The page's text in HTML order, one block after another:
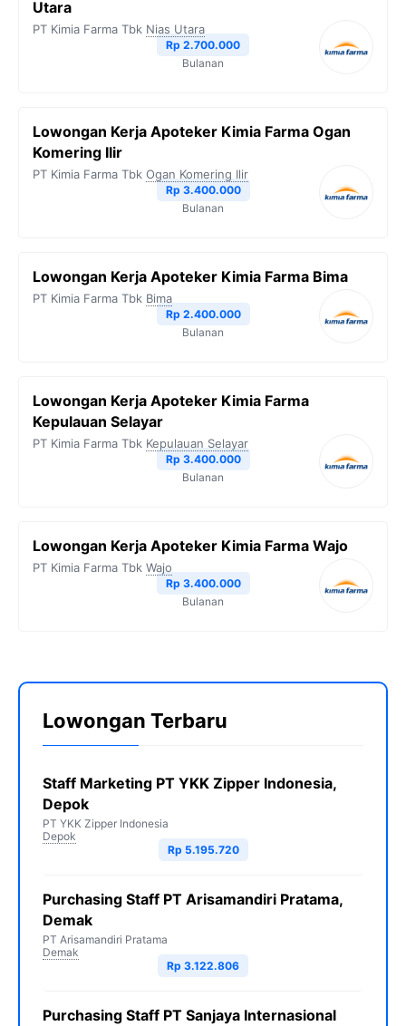
Utara
PT Kimia Farma Tbk Nias Utara
Rp 2.700.000
Bulanan
Lowongan Kerja Apoteker Kimia Farma Ogan
Komering Ilir
PT Kimia Farma Tbk Ogan Komering Ilir
Rp 3.400.000
Bulanan
Lowongan Kerja Apoteker Kimia Farma Bima
PT Kimia Farma Tbk Bima
Rp 2.400.000
Bulanan
Lowongan Kerja Apoteker Kimia Farma
Kepulauan Selayar
PT Kimia Farma Tbk Kepulauan Selayar
Rp 3.400.000
Bulanan
Lowongan Kerja Apoteker Kimia Farma Wajo
PT Kimia Farma Tbk Wajo
Rp 3.400.000
Bulanan
Lowongan Terbaru
Staff Marketing PT YKK Zipper Indonesia,
Depok
PT YKK Zipper Indonesia
Depok
Rp 5.195.720
Purchasing Staff PT Arisamandiri Pratama,
Demak
PT Arisamandiri Pratama
Demak
Rp 3.122.806
Purchasing Staff PT Sanjaya Internasional